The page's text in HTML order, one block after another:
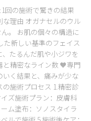
回の施術で驚きの結果
理由 オガナセルのウル
。 お肌の個々の構造に
た新しい基準のフェイス
たるんだ肌や小ジワを
精密なライン数 🧡専門
く結果と、痛みが少な
施術プロセス 1.精密診
ズ施術プラン：皮膚科
ム塗布：ソノスタイラ